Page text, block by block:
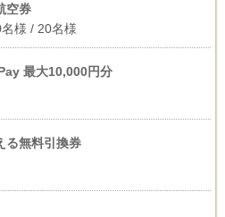
空券
様 / 20名様
最大10,000円分
る無料引換券